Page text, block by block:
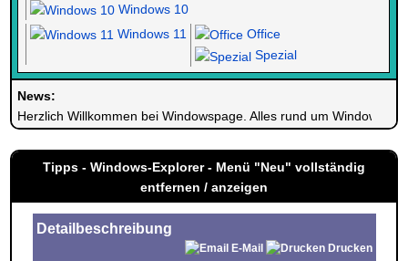
Windows 10
Windows 11
Office
Spezial
News:
Herzlich Willkommen bei Windowspage. Alles rund um Windows.
Tipps - Windows-Explorer - Menü "Neu" vollständig
entfernen / anzeigen
Detailbeschreibung
E-Mail
Drucken